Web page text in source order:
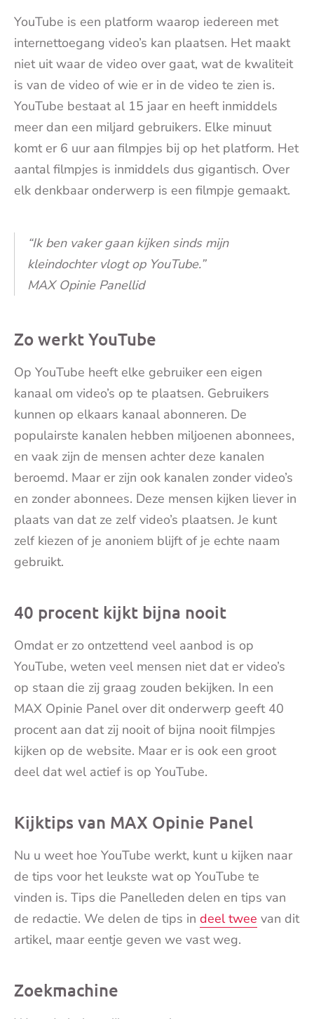
YouTube is een platform waarop iedereen met
internettoegang video’s kan plaatsen. Het maakt
niet uit waar de video over gaat, wat de kwaliteit
is van de video of wie er in de video te zien is.
YouTube bestaat al 15 jaar en heeft inmiddels
meer dan een miljard gebruikers. Elke minuut
komt er 6 uur aan filmpjes bij op het platform. Het
aantal filmpjes is inmiddels dus gigantisch. Over
elk denkbaar onderwerp is een filmpje gemaakt.
“Ik ben vaker gaan kijken sinds mijn
kleindochter vlogt op YouTube.”
MAX Opinie Panellid
Zo werkt YouTube
Op YouTube heeft elke gebruiker een eigen
kanaal om video’s op te plaatsen. Gebruikers
kunnen op elkaars kanaal abonneren. De
populairste kanalen hebben miljoenen abonnees,
en vaak zijn de mensen achter deze kanalen
beroemd. Maar er zijn ook kanalen zonder video’s
en zonder abonnees. Deze mensen kijken liever in
plaats van dat ze zelf video’s plaatsen. Je kunt
zelf kiezen of je anoniem blijft of je echte naam
gebruikt.
40 procent kijkt bijna nooit
Omdat er zo ontzettend veel aanbod is op
YouTube, weten veel mensen niet dat er video’s
op staan die zij graag zouden bekijken. In een
MAX Opinie Panel over dit onderwerp geeft 40
procent aan dat zij nooit of bijna nooit filmpjes
kijken op de website. Maar er is ook een groot
deel dat wel actief is op YouTube.
Kijktips van MAX Opinie Panel
Nu u weet hoe YouTube werkt, kunt u kijken naar
de tips voor het leukste wat op YouTube te
vinden is. Tips die Panelleden delen en tips van
de redactie. We delen de tips in deel twee van dit
artikel, maar eentje geven we vast weg.
Zoekmachine